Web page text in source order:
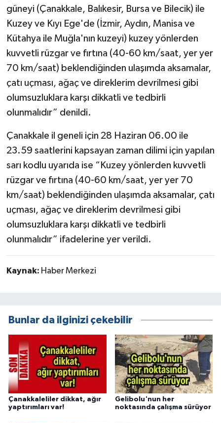
güneyi (Çanakkale, Balıkesir, Bursa ve Bilecik) ile
Kuzey ve Kıyı Ege'de (İzmir, Aydın, Manisa ve
Kütahya ile Muğla'nın kuzeyi) kuzey yönlerden
kuvvetli rüzgar ve fırtına (40-60 km/saat, yer yer
70 km/saat) beklendiğinden ulaşımda aksamalar,
çatı uçması, ağaç ve direklerim devrilmesi gibi
olumsuzluklara karşı dikkatli ve tedbirli
olunmalıdır” denildi.
Çanakkale il geneli için 28 Haziran 06.00 ile
23.59 saatlerini kapsayan zaman dilimi için yapılan
sarı kodlu uyarıda ise “Kuzey yönlerden kuvvetli
rüzgar ve fırtına (40-60 km/saat, yer yer 70
km/saat) beklendiğinden ulaşımda aksamalar, çatı
uçması, ağaç ve direklerim devrilmesi gibi
olumsuzluklara karşı dikkatli ve tedbirli
olunmalıdır” ifadelerine yer verildi.
Kaynak: Haber Merkezi
Bunlar da ilginizi çekebilir
Çanakkaleliler dikkat, ağır
yaptırımları var!
Gelibolu'nun her
noktasında çalışma sürüyor